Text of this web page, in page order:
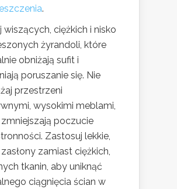
.
wiszących, ciężkich i nisko
żyrandoli, które
obniżają sufit i
poruszanie się. Nie
przestrzeni
wysokimi meblami,
poczucie
Zastosuj lekkie,
zamiast ciężkich,
tkanin, aby uniknąć
ciągnięcia ścian w